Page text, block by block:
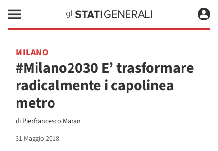
MILANO
#Milano2030 E’ trasformare
radicalmente i capolinea
metro
di Pierfrancesco Maran
31 Maggio 2018